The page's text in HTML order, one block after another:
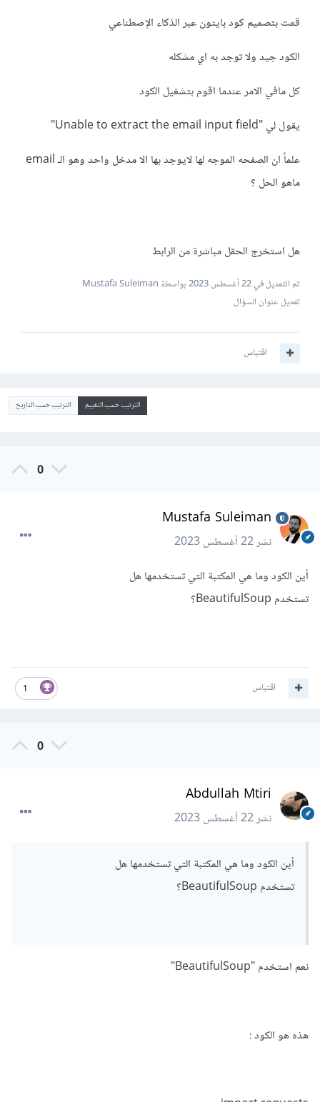
قمت بتصميم كود بايثون عبر الذكاء الإصطناعي
الكود جيد ولا توجد به اي مشكله
كل مافي الامر عندما اقوم بتشغيل الكود
يقول لي "Unable to extract the email input field"
علماً ان الصفحه الموجه لها لايوجد بها الا مدخل واحد وهو الـ email
ماهو الحل ؟
هل استخرج الحقل مباشرة من الرابط
تم التعديل في22 أغسطس 2023
بواسطة Mustafa Suleiman
تعديل عنوان السؤال
اقتباس
الترتيب حسب التقييم الترتيب حسب التاريخ
0
Mustafa Suleiman
نشر22 أغسطس 2023
أين الكود وما هي المكتبة التي تستخدمها هل
تستخدم BeautifulSoup؟
1 اقتباس
0
Abdullah Mtiri
نشر22 أغسطس 2023
أين الكود وما هي المكتبة التي تستخدمها هل
تستخدم BeautifulSoup؟
نعم استخدم "BeautifulSoup"
هذه هو الكود